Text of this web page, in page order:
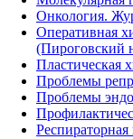
Онкология.
Оперативная
(Пироговский
Пластическая
Проблемы
Проблемы